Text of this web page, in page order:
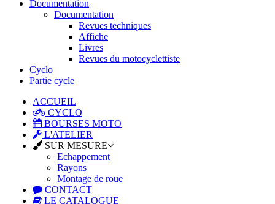
Documentation
Documentation
Revues techniques
Affiche
Livres
Revues du motocyclettiste
Cyclo
Partie cycle
ACCUEIL
CYCLO
BOURSES MOTO
L'ATELIER
SUR MESURE
Echappement
Rayons
Montage de roue
CONTACT
LE CATALOGUE